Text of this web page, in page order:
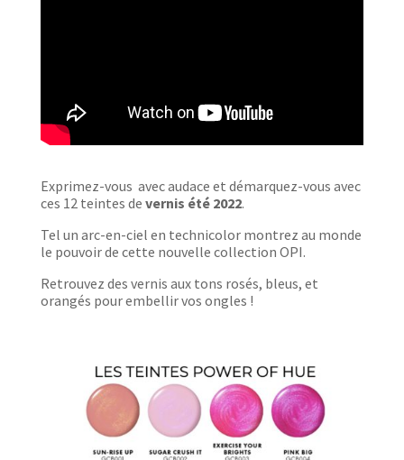
Exprimez-vous avec audace et démarquez-vous avec
ces 12 teintes de vernis été 2022.
Tel un arc-en-ciel en technicolor montrez au monde
le pouvoir de cette nouvelle collection OPI.
Retrouvez des vernis aux tons rosés, bleus, et
orangés pour embellir vos ongles !